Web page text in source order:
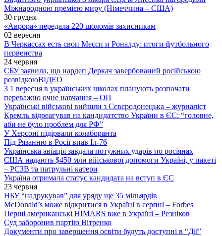
Міжнародною премією миру (Німеччина – США)
30 грудня
«Аврора» передала 220 шоломів захисникам
02 вересня
В Черкассах есть свои Месси и Роналду: итоги футбольного
первенства
24 червня
СБУ заявила, що нардеп Деркач завербований російською
розвідкоюВІДЕО
З 1 вересня в українських школах планують розпочати
переважно очне навчання – ОП
Українські військові вийшли з Сєвєродонецька – журналіст
Кремль відреагував на кандидатство України в ЄС: “головне,
аби не було проблем для РФ”
У Херсоні підірвали колаборанта
Під Рязанню в Росії впав Іл-76
Українська авіація завдала потужних ударів по росіянах
США надають $450 млн військової допомоги Україні, у пакеті
– РСЗВ та патрульні катери
Україна отримала статус кандидата на вступ в ЄС
23 червня
НБУ “надрукував” для уряду ще 35 мільярдів
McDonald’s може відкритися в Україні в серпні – Forbes
Перші американські HIMARS вже в Україні – Резніков
Суд заборонив партію Вітренко
Документи про завершення освіти будуть доступні в “Дії”